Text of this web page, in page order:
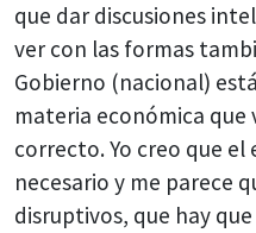
que dar discusiones
ver con las formas
Gobierno (nacional)
materia económica que
correcto. Yo creo que el
necesario y me parece
disruptivos, que hay